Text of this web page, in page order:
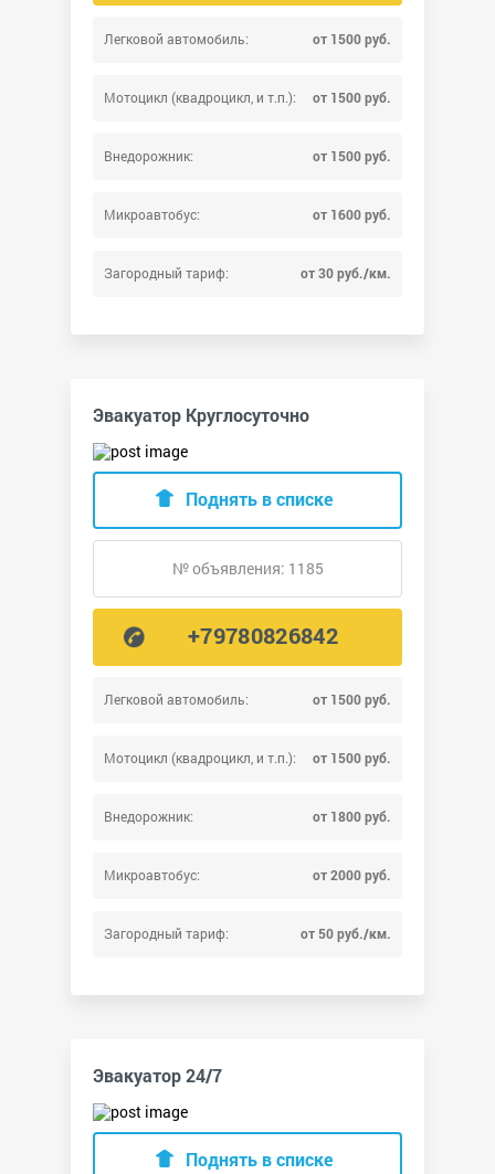
Легковой автомобиль: от 1500 руб.
Мотоцикл (квадроцикл, и т.п.): от 1500 руб.
Внедорожник: от 1500 руб.
Микроавтобус: от 1600 руб.
Загородный тариф: от 30 руб./км.
Эвакуатор Круглосуточно
Легковой автомобиль: от 1500 руб.
Мотоцикл (квадроцикл, и т.п.): от 1500 руб.
Внедорожник: от 1800 руб.
Микроавтобус: от 2000 руб.
Загородный тариф: от 50 руб./км.
Поднять в списке
№ объявления: 1185
+79780826842
Эвакуатор 24/7
Поднять в списке